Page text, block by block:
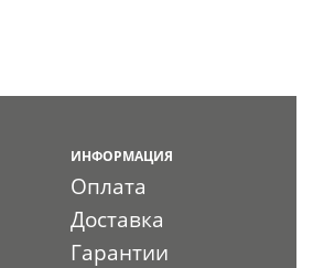
ИНФОРМАЦИЯ
Оплата
Доставка
Гарантии